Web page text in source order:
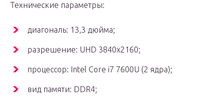
Технические параметры:
диагональ: 13,3 дюйма;
разрешение: UHD 3840х2160;
процессор: Intel Core i7 7600U (2 ядра);
вид памяти: DDR4;